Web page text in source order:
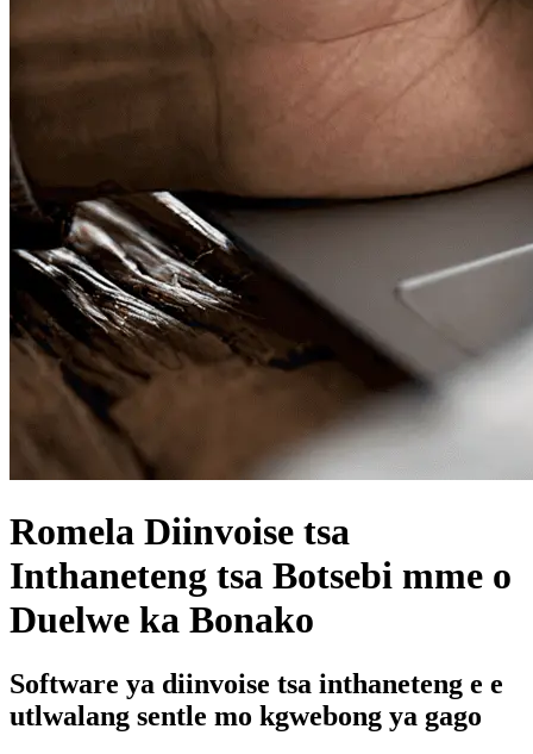
Romela Diinvoise tsa
Inthaneteng tsa Botsebi mme o
Duelwe ka Bonako
Software ya diinvoise tsa inthaneteng e e
utlwalang sentle mo kgwebong ya gago